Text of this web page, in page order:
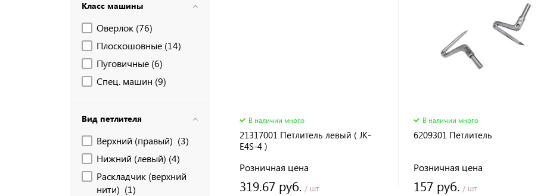
Класс машины
Оверлок (76)
Плоскошовные (14)
Пуговичные (6)
Спец. машин (9)
Вид петлителя
Верхний (правый) (3)
Нижний (левый) (4)
Раскладчик (верхний
нити) (1)
В наличии много
21317001 Петлитель левый ( JK-
E4S-4 )
Розничная цена
319.67 руб. / шт
В наличии много
6209301 Петлитель
Розничная цена
157 руб. / шт